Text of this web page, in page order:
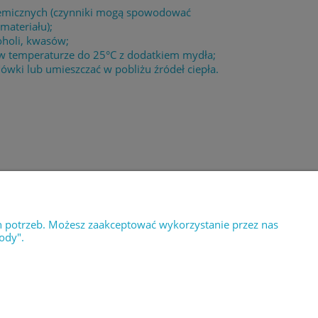
(czynniki mogą spowodować
kwasów;
do 25°C z dodatkiem mydła;
lub umieszczać w pobliżu źródeł ciepła.
Możesz zaakceptować wykorzystanie przez nas